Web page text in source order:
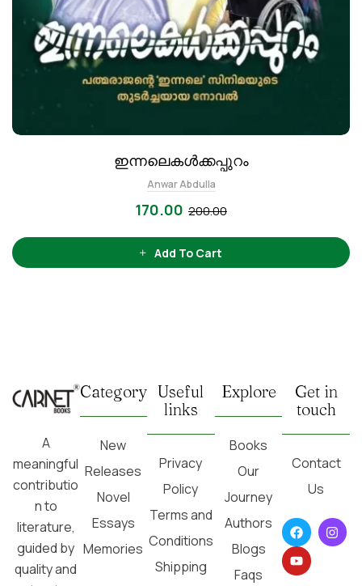
ഇന്നലെകൾക്കപ്പുറം
Anwar Abdulla
200.00
170.00
Add To Cart
A
meaningful
contributio
n to
literature,
guided by
quality and
Category
New
Releases
Novel
Essays
Memories
Useful
links
Privacy
Policy
Terms and
Conditions
Shipping
Explore
Books
Our
Journey
Authors
Blogs
Faqs
Get in
touch
Contact
Us